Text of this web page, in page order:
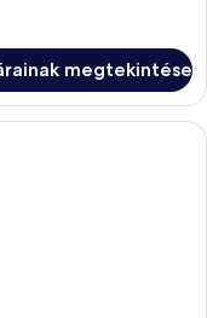
megtekintése
szoba két ággyal,